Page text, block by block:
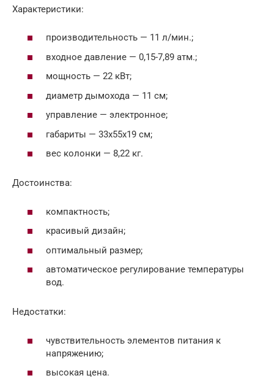
Характеристики:
производительность — 11 л/мин.;
входное давление — 0,15-7,89 атм.;
мощность — 22 кВт;
диаметр дымохода — 11 см;
управление — электронное;
габариты — 33х55х19 см;
вес колонки — 8,22 кг.
Достоинства:
компактность;
красивый дизайн;
оптимальный размер;
автоматическое регулирование температуры
вод.
Недостатки:
чувствительность элементов питания к
напряжению;
высокая цена.